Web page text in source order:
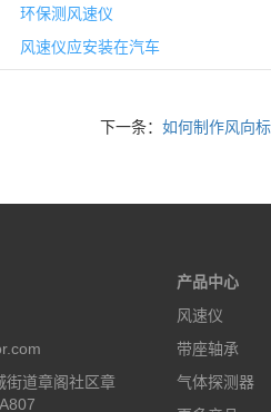
环保测风速仪
风速仪应安装在汽车
下一条： 如何制作风向
街道章阁社区章
产品中心
风速仪
带座轴承
气体探测器